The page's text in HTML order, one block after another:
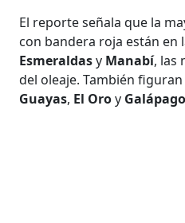
El reporte señala que la
con bandera roja están en
Esmeraldasy Manabí, las
del oleaje. También
Guayas, El Oroy